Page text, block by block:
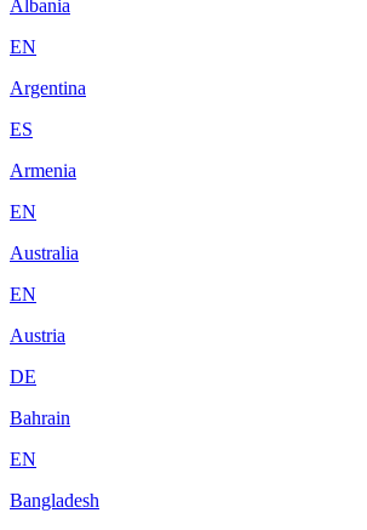
Albania
EN
Argentina
ES
Armenia
EN
Australia
EN
Austria
DE
Bahrain
EN
Bangladesh